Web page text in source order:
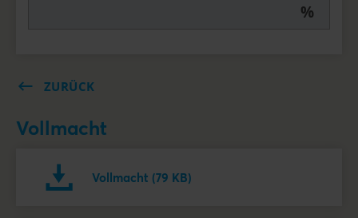
%
ZURÜCK
Vollmacht
Vollmacht (79 KB)